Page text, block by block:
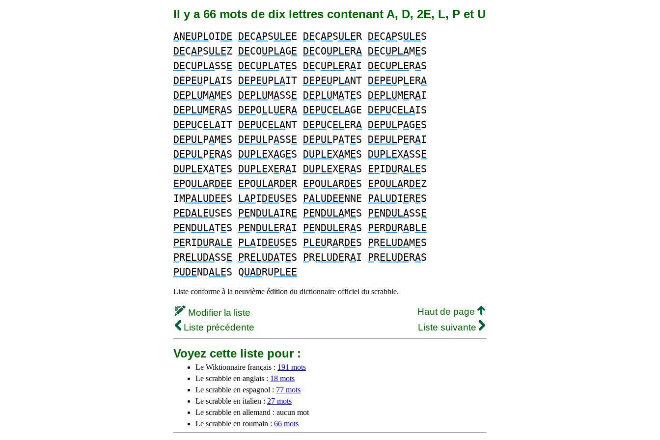
Il y a 66 mots de dix lettres contenant A, D, 2E, L, P et U
ANEUPLOIDE DECAPSULEE DECAPSULER DECAPSULES
DECAPSULEZ DECOUPLAGE DECOUPLERA DECUPLAMES
DECUPLASSE DECUPLATES DECUPLERAI DECUPLERAS
DEPEUPLAIS DEPEUPLAIT DEPEUPLANT DEPEUPLERA
DEPLUMAMES DEPLUMASSE DEPLUMATES DEPLUMERAI
DEPLUMERAS DEPOLLUERA DEPUCELAGE DEPUCELAIS
DEPUCELAIT DEPUCELANT DEPUCELERA DEPULPAGES
DEPULPAMES DEPULPASSE DEPULPATES DEPULPERAI
DEPULPERAS DUPLEXAGES DUPLEXAMES DUPLEXASSE
DUPLEXATES DUPLEXERAI DUPLEXERAS EPIDURALES
EPOULARDEE EPOULARDER EPOULARDES EPOULARDEZ
IMPALUDEES LAPIDEUSES PALUDEENNE PALUDIERES
PEDALEUSES PENDULAIRE PENDULAMES PENDULASSE
PENDULATES PENDULERAI PENDULERAS PERDURABLE
PERIDURALE PLAIDEUSES PLEURARDES PRELUDAMES
PRELUDASSE PRELUDATES PRELUDERAI PRELUDERAS
PUDENDALES QUADRUPLEE
Liste conforme à la neuvième édition du dictionnaire officiel du scrabble.
Modifier la liste
Haut de page
Liste précédente
Liste suivante
Voyez cette liste pour :
Le Wiktionnaire français : 191 mots
Le scrabble en anglais : 18 mots
Le scrabble en espagnol : 77 mots
Le scrabble en italien : 27 mots
Le scrabble en allemand : aucun mot
Le scrabble en roumain : 66 mots